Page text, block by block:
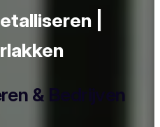
|
& Bedrijven